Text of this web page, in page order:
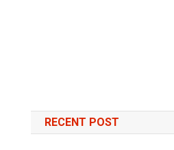
RECENT POST